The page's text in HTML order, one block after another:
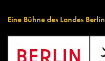
Eine Bühne des Landes Berlin